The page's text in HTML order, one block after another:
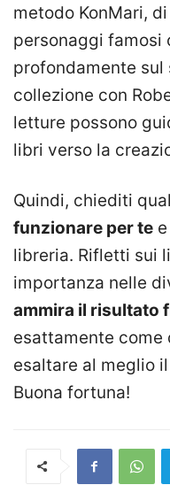
metodo KonMari,
personaggi famosi
profondamente
collezione con
letture possono
libri verso la
Quindi, chiediti
funzionare per te e
libreria. Rifletti sui
importanza nelle
ammira il risultato
esattamente come
esaltare al meglio
Buona fortuna!